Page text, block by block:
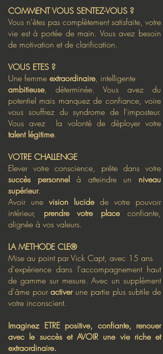
COMMENT VOUS SENTEZ-VOUS ?
Vous n'êtes pas complètement satisfaite, votre
vie est à portée de main. Vous avez besoin
de motivation et de clarification.
VOUS ETES ?
Une femme extraordinaire, intelligente
ambitieuse, déterminée. Vous avez du
potentiel mais manquez de confiance, voire
vous souffrez du syndrome de l'imposteur.
Vous avez la volonté de déployer votre
talent légitime.
VOTRE CHALLENGE
Elever votre conscience, prête dans votre
succès personnelà atteindre un niveau
supérieur.
Avoir une vision lucidede votre pouvoir
intérieur, prendre votre place confiante,
alignée à vos valeurs.
LA METHODE CLE®
Mise au point par Vick Capt, avec 15 ans
d'expérience dans l'accompagnement haut
de gamme sur mesure. Avec un supplément
d'âme pouractiverune partie plus subtile de
votre inconscient.
Imaginez ETRE positive, confiante, renouer
avec le succès et AVOIR une vie riche et
extraordinaire.